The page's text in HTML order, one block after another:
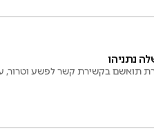
תואשם בקשירת קשר לפשע וטרור,